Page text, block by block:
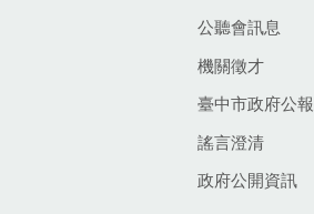
公聽會訊息
機關徵才
臺中市政府公報
謠言澄清
政府公開資訊